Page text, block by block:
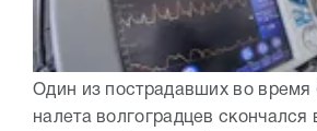
Один из пострадавших во время
налета волгоградцев скончался